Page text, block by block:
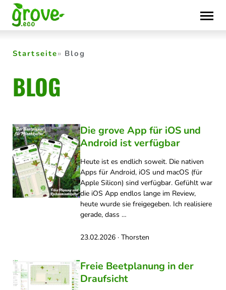
Skip
to
content
Startseite Blog
BLOG
Die grove App für iOS und
Android ist verfügbar
Heute ist es endlich soweit. Die nativen
Apps für Android, iOS und macOS (für
Apple Silicon) sind verfügbar. Gefühlt war
die iOS App endlos lange im Review,
heute wurde sie freigegeben. Ich realisiere
gerade, dass …
23.02.2026 · Thorsten
Freie Beetplanung in der
Draufsicht